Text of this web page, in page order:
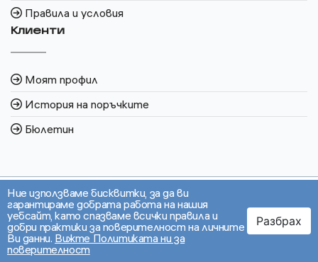
Ние използваме бисквитки, за да ви
гарантираме добрата работа на нашия
уебсайт, като спазваме всички правила и
добри практики за поверителност на личните
Ви данни. Вижте Политиката ни за
поверителност
Разбрах
Правила и условия
Клиенти
Моят профил
История на поръчките
Бюлетин